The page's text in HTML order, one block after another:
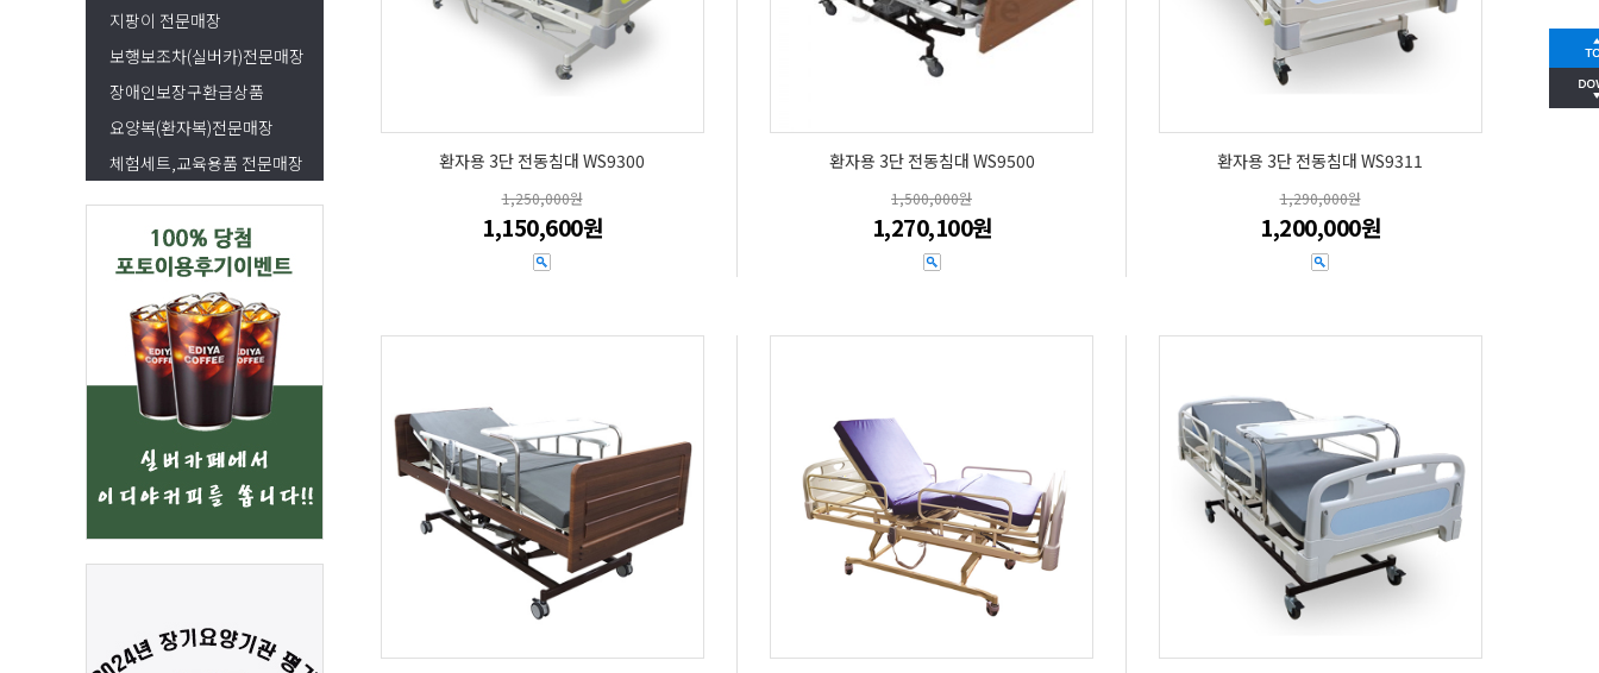
지팡이 전문매장
보행보조차(실버카)전문매장
장애인보장구환급상품
요양복(환자복)전문매장
체험세트,교육용품 전문매장
환자용 3단 전동침대 WS9300
1,250,000원
1,150,600원
환자용 3단 전동침대 WS9500
1,500,000원
1,270,100원
환자용 3단 전동침대 WS9311
1,290,000원
1,200,000원